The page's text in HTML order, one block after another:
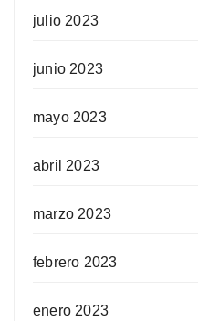
julio 2023
junio 2023
mayo 2023
abril 2023
marzo 2023
febrero 2023
enero 2023